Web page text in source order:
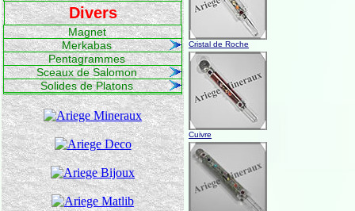
Divers
Magnet
Merkabas
Pentagrammes
Sceaux de Salomon
Solides de Platons
Cristal de Roche
Cuivre